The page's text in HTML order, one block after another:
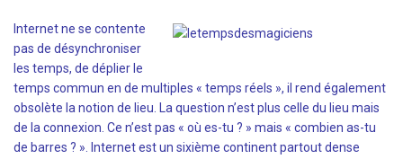
Internet ne se contente
pas de désynchroniser
les temps, de déplier le
temps commun en de multiples « temps réels », il rend également
obsolète la notion de lieu. La question n’est plus celle du lieu mais
de la connexion. Ce n’est pas « où es-tu ? » mais « combien as-tu
de barres ? ». Internet est un sixième continent partout dense